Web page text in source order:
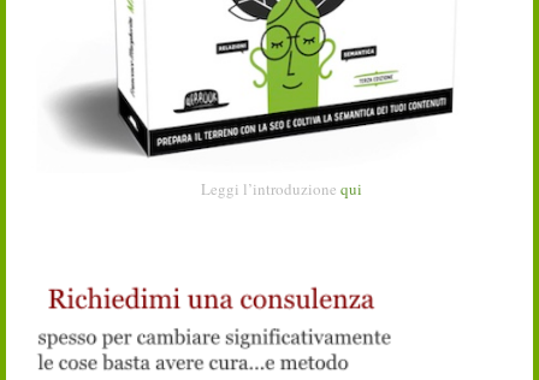
Leggi l’introduzione qui